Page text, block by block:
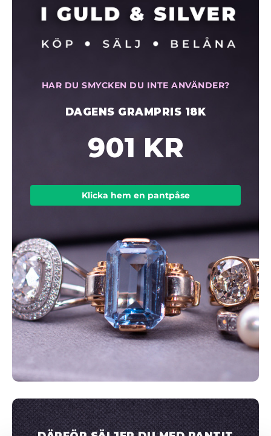
HAR DU SMYCKEN DU INTE ANVÄNDER?
DAGENS GRAMPRIS 18K
901 KR
Klicka hem en pantpåse